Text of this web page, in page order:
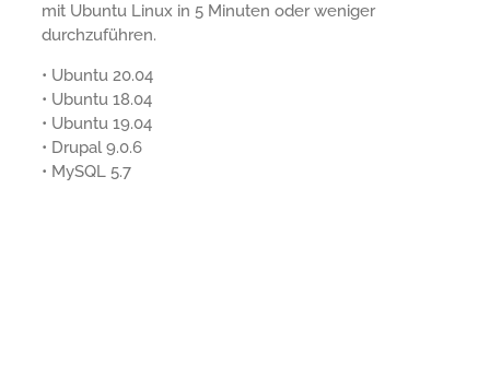
mit Ubuntu Linux in 5 Minuten oder weniger
durchzuführen.
• Ubuntu 20.04
• Ubuntu 18.04
• Ubuntu 19.04
• Drupal 9.0.6
• MySQL 5.7